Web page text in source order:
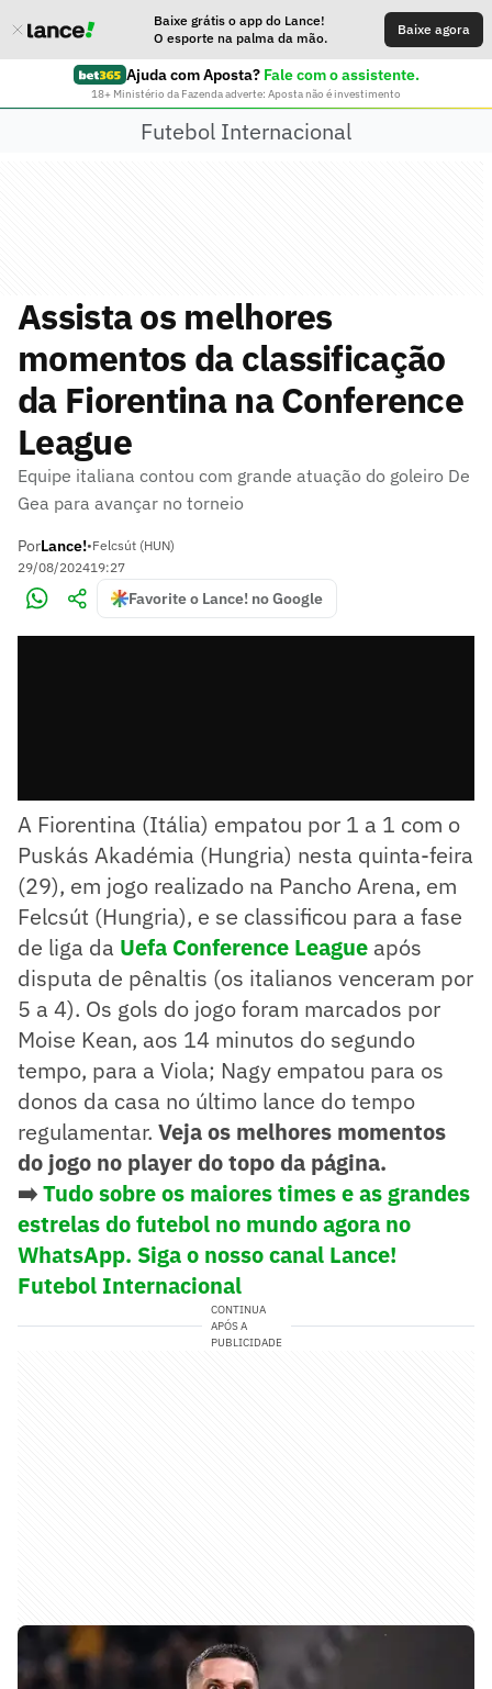
Baixe grátis o app do Lance!
O esporte na palma da mão.
Baixe agora
Ajuda com Aposta? Fale com o assistente.
18+ Ministério da Fazenda adverte: Aposta não é investimento
Futebol Internacional
Assista os melhores
momentos da classificação
da Fiorentina na Conference
League
Equipe italiana contou com grande atuação do goleiro De
Gea para avançar no torneio
PorLance!•Felcsút (HUN)
29/08/202419:27
Favorite o Lance! no Google
A Fiorentina (Itália) empatou por 1 a 1 com o
Puskás Akadémia (Hungria) nesta quinta-feira
(29), em jogo realizado na Pancho Arena, em
Felcsút (Hungria), e se classificou para a fase
de liga da Uefa Conference League após
disputa de pênaltis (os italianos venceram por
5 a 4). Os gols do jogo foram marcados por
Moise Kean, aos 14 minutos do segundo
tempo, para a Viola; Nagy empatou para os
donos da casa no último lance do tempo
regulamentar. Veja os melhores momentos
do jogo no player do topo da página.
➡️Tudo sobre os maiores times e as grandes
estrelas do futebol no mundo agora no
WhatsApp. Siga o nosso canal Lance!
Futebol Internacional
CONTINUA
APÓS A
PUBLICIDADE